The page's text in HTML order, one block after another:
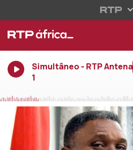
Simultâneo - RTP Antena
1